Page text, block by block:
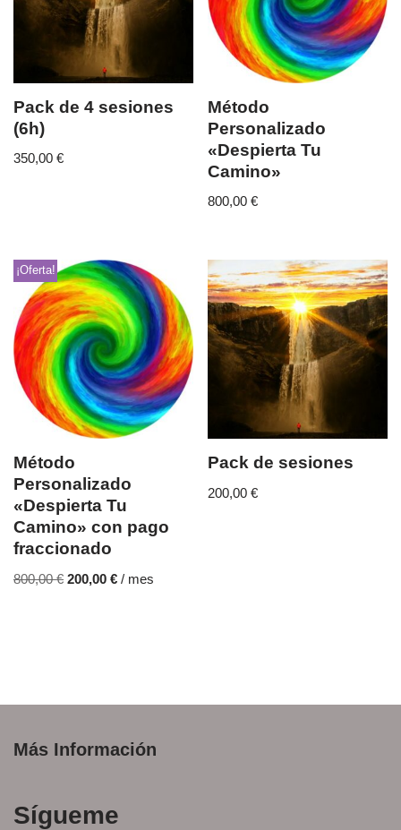
Pack de 4 sesiones
(6h)
350,00 €
Método
Personalizado
«Despierta Tu
Camino»
800,00€
¡Oferta!
Método
Personalizado
«Despierta Tu
Camino» con pago
fraccionado
800,00€ 200,00 € / mes
Pack de sesiones
200,00€
Más Información
Sígueme